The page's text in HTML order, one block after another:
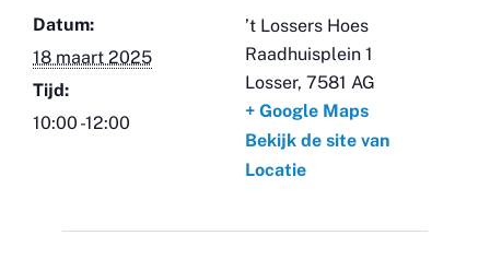
Datum:
18 maart 2025
Tijd:
10:00 -12:00
’t Lossers Hoes
Raadhuisplein 1
Losser, 7581 AG
+ Google Maps
Bekijk de site van
Locatie